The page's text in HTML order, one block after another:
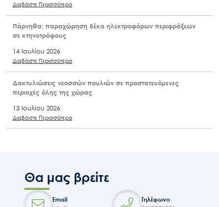
Διαβάστε Περισσότερα
Πάρνηθα: παραχώρηση δέκα ηλεκτροφόρων περιφράξεων
σε κτηνοτρόφους
14 Ιουλίου 2026
Διαβάστε Περισσότερα
Δακτυλιώσεις νεοσσών πουλιών σε προστατευόμενες
περιοχές όλης της χώρας
13 Ιουλίου 2026
Διαβάστε Περισσότερα
Θα μας βρείτε
Email
Τηλέφωνο